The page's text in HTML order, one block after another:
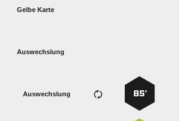
Gelbe Karte
Auswechslung
85’
Auswechslung